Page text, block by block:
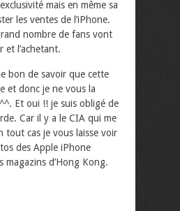
mais en même sa
les ventes de l’iPhone.
nombre de fans vont
l’achetant.
bon de savoir que cette
et donc je ne vous la
Et oui !! je suis obligé de
Car il y a le CIA qui me
tout cas je vous laisse voir
des Apple iPhone
magazins d’Hong Kong.